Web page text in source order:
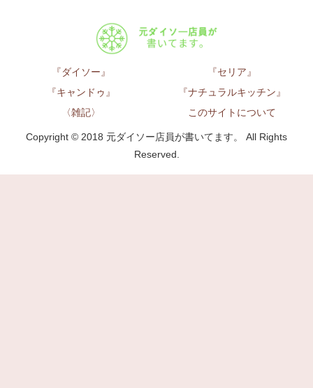
『ダイソー』
『セリア』
『キャンドゥ』
『ナチュラルキッチン』
〈雑記〉
このサイトについて
Copyright © 2018 元ダイソー店員が書いてます。 All Rights
Reserved.